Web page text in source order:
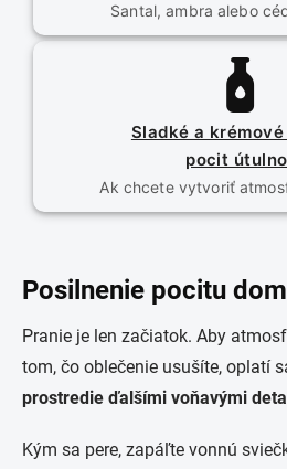
Santal, ambra alebo
Sladké a
pocit
Ak chcete vytvoriť
Posilnenie pocitu
Pranie je len začiatok. Aby
tom, čo oblečenie usušíte, oplatí
prostredie ďalšími voňavými
Kým sa pere, zapáľte vonnú